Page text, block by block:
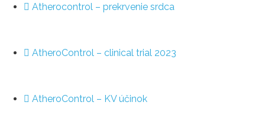
Atherocontrol – prekrvenie srdca
AtheroControl – clinical trial 2023
AtheroControl – KV účinok